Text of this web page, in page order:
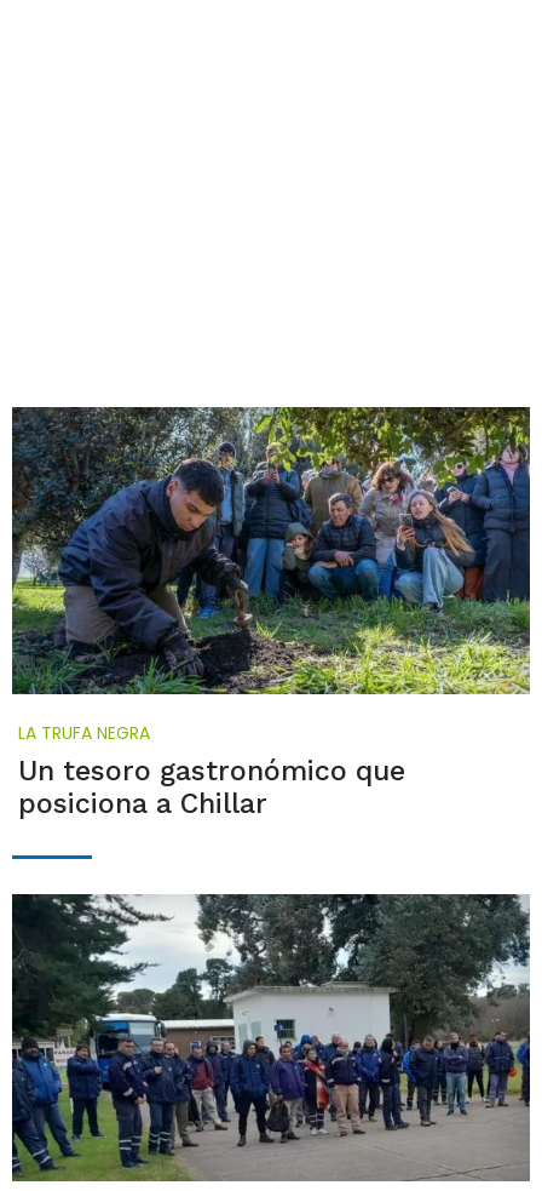
LA TRUFA NEGRA
Un tesoro gastronómico que
posiciona a Chillar